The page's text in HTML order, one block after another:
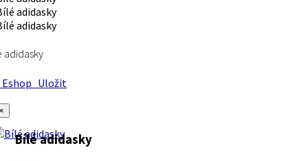
adidasky
Uložit
Bílé adidasky